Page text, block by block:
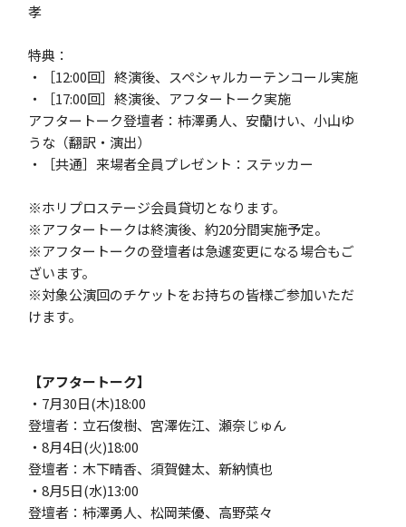
孝
特典：
・［12:00回］終演後、スペシャルカーテンコール実施
・［17:00回］終演後、アフタートーク実施
アフタートーク登壇者：柿澤勇人、安蘭けい、小山ゆ
うな（翻訳・演出）
・［共通］来場者全員プレゼント：ステッカー
※ホリプロステージ会員貸切となります。
※アフタートークは終演後、約20分間実施予定。
※アフタートークの登壇者は急遽変更になる場合もご
ざいます。
※対象公演回のチケットをお持ちの皆様ご参加いただ
けます。
【アフタートーク】
・7月30日(木)18:00
登壇者：立石俊樹、宮澤佐江、瀬奈じゅん
・8月4日(火)18:00
登壇者：木下晴香、須賀健太、新納慎也
・8月5日(水)13:00
登壇者：柿澤勇人、松岡茉優、高野菜々